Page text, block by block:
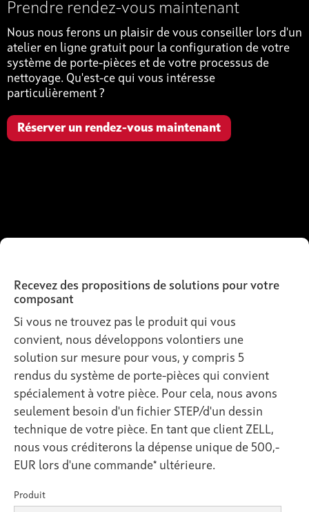
Prendre rendez-vous maintenant
Nous nous ferons un plaisir de vous conseiller lors d'un
atelier en ligne gratuit pour la configuration de votre
système de porte-pièces et de votre processus de
nettoyage. Qu'est-ce qui vous intéresse
particulièrement ?
Réserver un rendez-vous maintenant
Recevez des propositions de solutions pour votre
composant
Si vous ne trouvez pas le produit qui vous
convient, nous développons volontiers une
solution sur mesure pour vous, y compris 5
rendus du système de porte-pièces qui convient
spécialement à votre pièce. Pour cela, nous avons
seulement besoin d'un fichier STEP/d'un dessin
technique de votre pièce. En tant que client ZELL,
nous vous créditerons la dépense unique de 500,-
EUR lors d'une commande* ultérieure.
Produit